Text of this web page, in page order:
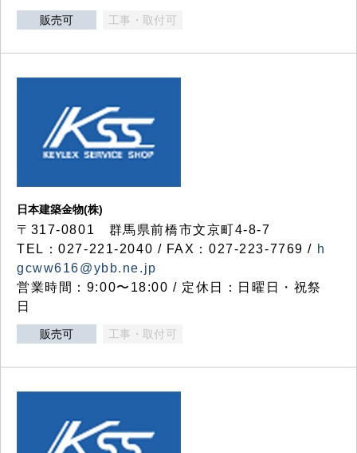
販売可 工事・取付可
日本建築金物(株)
〒317‐0801 群馬県前橋市文京町4-8-7
TEL：027-221-2040 / FAX：027-223-7769 / h
gcww616@ybb.ne.jp
営業時間：9:00〜18:00 / 定休日：日曜日・祝祭
日
販売可 工事・取付可